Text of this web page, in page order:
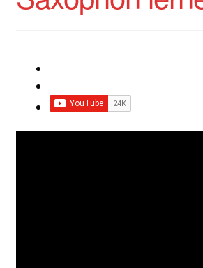
INFOS
Kooperation/Partner